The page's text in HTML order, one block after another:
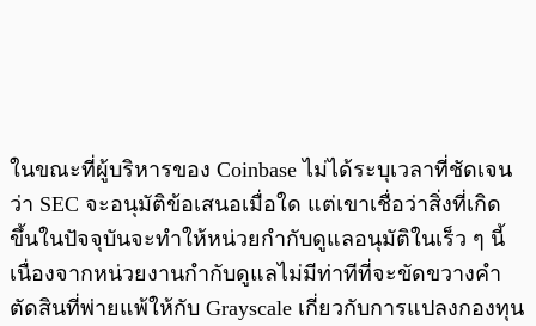
ในขณะที่ผู้บริหารของ Coinbase ไม่ได้ระบุเวลาที่ชัดเจน
ว่า SEC จะอนุมัติข้อเสนอเมื่อใด แต่เขาเชื่อว่าสิ่งที่เกิด
ขึ้นในปัจจุบันจะทำให้หน่วยกำกับดูแลอนุมัติในเร็ว ๆ นี้
เนื่องจากหน่วยงานกำกับดูแลไม่มีท่าทีที่จะขัดขวางคำ
ตัดสินที่พ่ายแพ้ให้กับ Grayscale เกี่ยวกับการแปลงกองทุน